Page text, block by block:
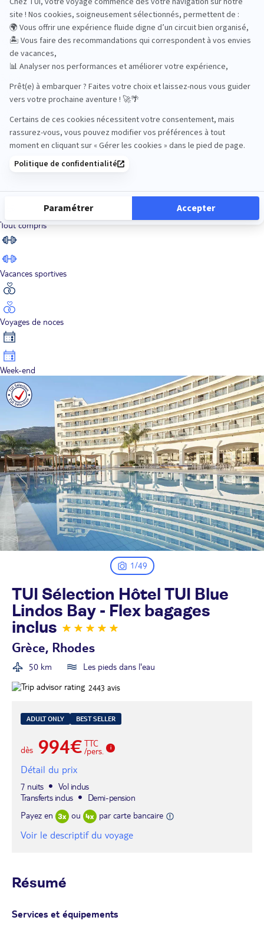
Road Trips
Sénior
Tout compris
Vacances sportives
Voyages de noces
Week-end
1/49
TUI Sélection Hôtel TUI Blue
Lindos Bay - Flex bagages
inclus
Grèce, Rhodes
50 km Les pieds dans l'eau
2443 avis
ADULT ONLY BEST SELLER
dès 994€ TTC
/pers.
Détail du prix
7 nuits
Vol inclus
Transferts inclus
Demi-pension
Payez en
ou par carte bancaire
Voir le descriptif du voyage
Résumé
Services et équipements